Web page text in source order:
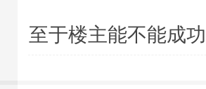
至于楼主能不能成